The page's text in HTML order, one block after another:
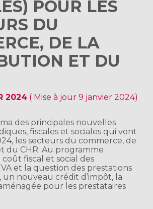
POUR LES
DU
DE LA
ET DU
2024 ( Mise à jour 9 janvier 2024)
des principales nouvelles
fiscales et sociales qui vont
les secteurs du commerce, de
du CHR. Au programme
fiscal et social des
et la question des prestations
un nouveau crédit d’impôt, la
pour les prestataires